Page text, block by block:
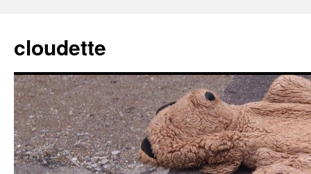
cloudette